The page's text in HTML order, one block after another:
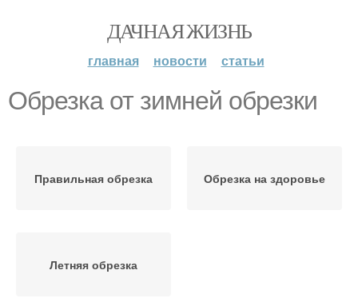
ДАЧНАЯ ЖИЗНЬ
главная новости статьи
Обрезка от зимней обрезки
Правильная обрезка Обрезка на здоровье
Летняя обрезка